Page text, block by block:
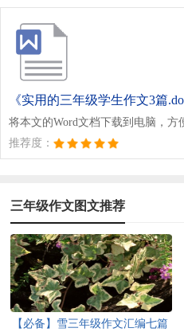
《实用的三年级学生作文3篇
将本文的Word文档下载到电脑，方
推荐度：
三年级作文图文推荐
【必备】雪三年级作文汇编七篇